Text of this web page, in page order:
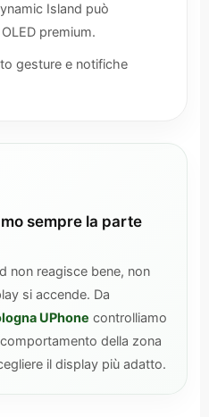
Island può
premium.
gesture e notifiche
sempre la parte
non reagisce bene, non
si accende. Da
UPhone controlliamo
della zona
il display più adatto.